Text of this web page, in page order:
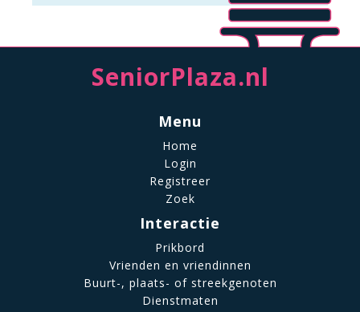
SeniorPlaza.nl
Menu
Home
Login
Registreer
Zoek
Interactie
Prikbord
Vrienden en vriendinnen
Buurt-, plaats- of streekgenoten
Dienstmaten